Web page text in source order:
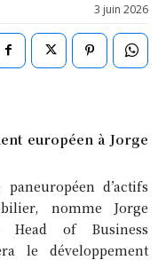
3 juin 2026
européen à Jorge
d’actifs
nomme Jorge
Head of Business
le développement